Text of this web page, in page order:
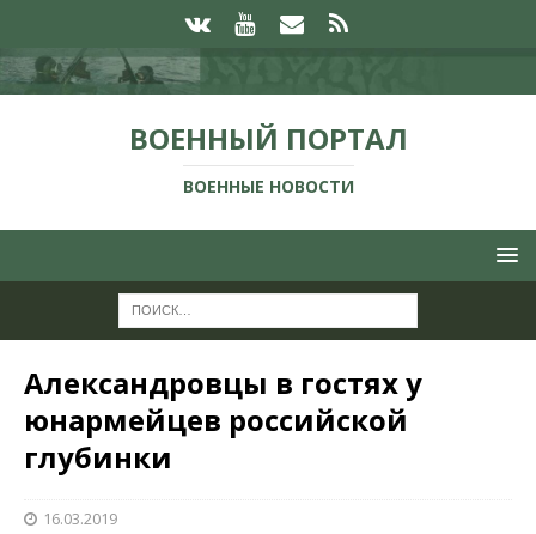
ВОЕННЫЙ ПОРТАЛ
ВОЕННЫЕ НОВОСТИ
Александровцы в гостях у
юнармейцев российской
глубинки
16.03.2019